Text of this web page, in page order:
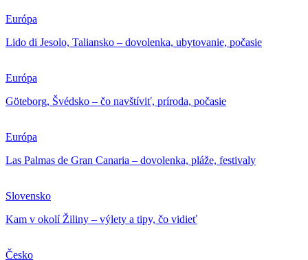
Európa
Lido di Jesolo, Taliansko – dovolenka, ubytovanie, počasie
Európa
Göteborg, Švédsko – čo navštíviť, príroda, počasie
Európa
Las Palmas de Gran Canaria – dovolenka, pláže, festivaly
Slovensko
Kam v okolí Žiliny – výlety a tipy, čo vidieť
Česko